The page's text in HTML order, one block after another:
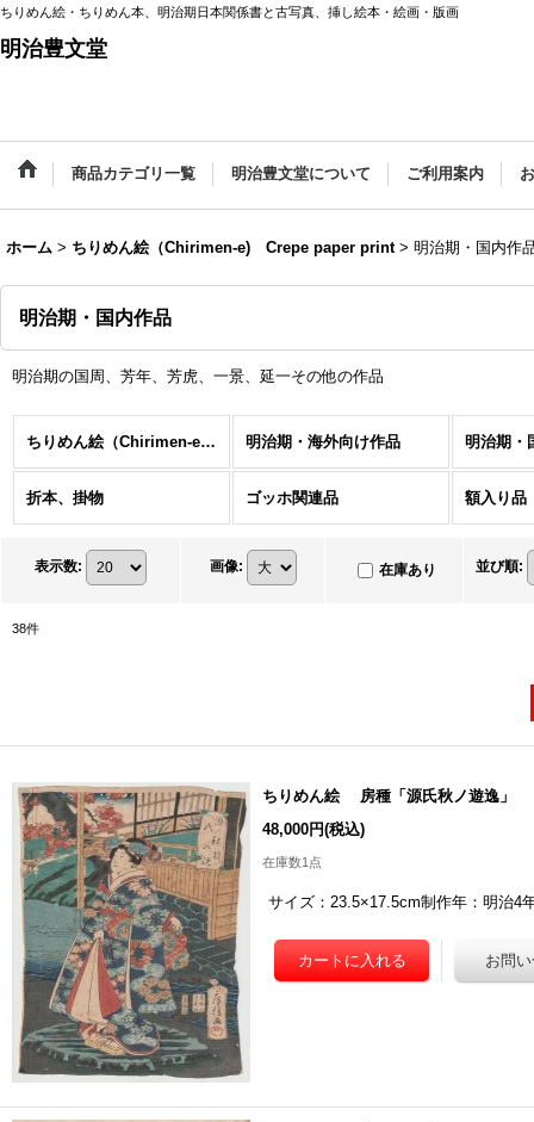
ちりめん絵・ちりめん本、明治期日本関係書と古写真、挿し絵本・絵画・版画
明治豊文堂
商品カテゴリ一覧 明治豊文堂について ご利用案内
ホーム > ちりめん絵（Chirimen-e) Crepe paper print > 明治期・国内作
明治期・国内作品
明治期の国周、芳年、芳虎、一景、延一その他の作品
ちりめん絵（Chirimen-e) Crepe paper print (全商品) 明治期・海外向け作品 明治期・
折本、掛物 ゴッホ関連品
表示数: 画像: 在庫あり 並び順:
38件
ちりめん絵 房種「源氏秋ノ遊逸」
48,000円(税込)
在庫数1点
サイズ：23.5×17.5cm制作年：明治